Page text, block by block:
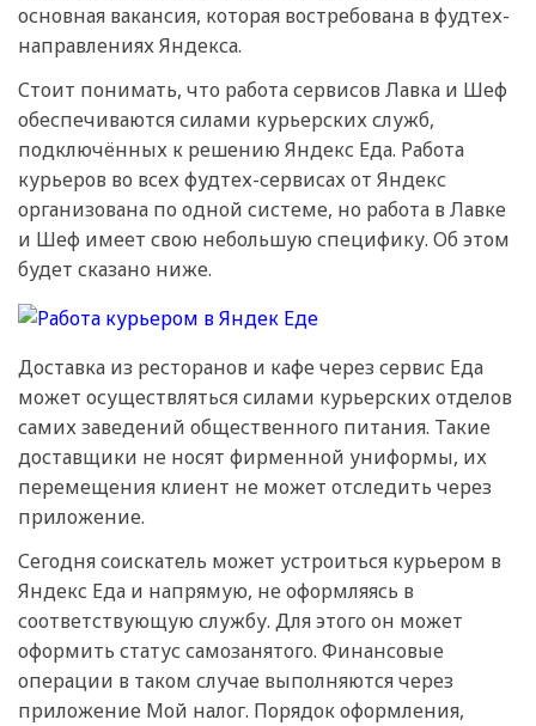
основная вакансия, которая востребована в фудтех-
направлениях Яндекса.
Стоит понимать, что работа сервисов Лавка и Шеф
обеспечиваются силами курьерских служб,
подключённых к решению Яндекс Еда. Работа
курьеров во всех фудтех-сервисах от Яндекс
организована по одной системе, но работа в Лавке
и Шеф имеет свою небольшую специфику. Об этом
будет сказано ниже.
Доставка из ресторанов и кафе через сервис Еда
может осуществляться силами курьерских отделов
самих заведений общественного питания. Такие
доставщики не носят фирменной униформы, их
перемещения клиент не может отследить через
приложение.
Сегодня соискатель может устроиться курьером в
Яндекс Еда и напрямую, не оформляясь в
соответствующую службу. Для этого он может
оформить статус самозанятого. Финансовые
операции в таком случае выполняются через
приложение Мой налог. Порядок оформления,